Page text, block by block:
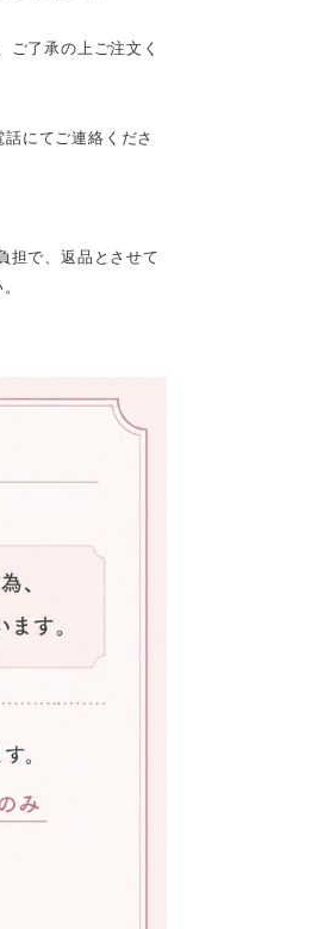
了承の上ご注文く
にてご連絡くださ
担で、返品とさせて